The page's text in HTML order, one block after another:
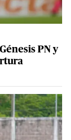
PN y